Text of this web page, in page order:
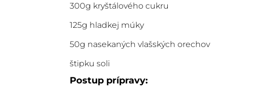
300g kryštálového cukru
125g hladkej múky
50g nasekaných vlašských orechov
štipku soli
Postup prípravy: